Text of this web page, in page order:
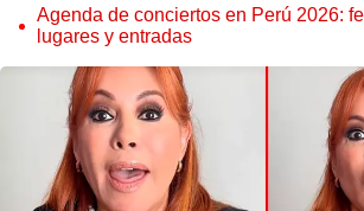
Agenda de conciertos en Perú 2026:
lugares y entradas